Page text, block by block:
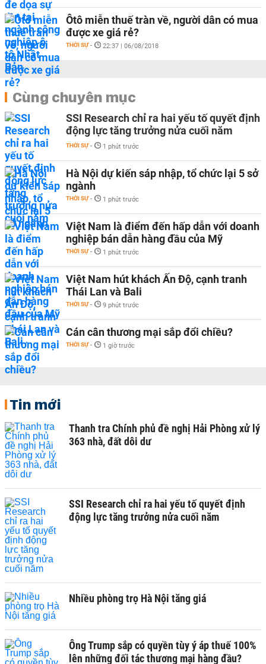
Ôtô miễn thuế tràn về, người dân có mua
được xe giá rẻ?
THỜI SỰ - 22:37 | 06/08/2018
Cùng chuyên mục
SSI Research chỉ ra hai yếu tố quyết định
động lực tăng trưởng nửa cuối năm
THỜI SỰ - 1 phút trước
Hà Nội dự kiến sáp nhập, tổ chức lại 5 sở
ngành
THỜI SỰ - 1 phút trước
Việt Nam là điểm đến hấp dẫn với doanh
nghiệp bán dẫn hàng đầu của Mỹ
THỜI SỰ - 1 phút trước
Việt Nam hút khách Ấn Độ, cạnh tranh
Thái Lan và Bali
THỜI SỰ - 9 phút trước
Cán cân thương mại sắp đổi chiều?
THỜI SỰ - 1 giờ trước
Tin mới
Thanh tra Chính phủ đề nghị Hải Phòng xử lý
363 nhà, đất dôi dư
SSI Research chỉ ra hai yếu tố quyết định
động lực tăng trưởng nửa cuối năm
Nhiều phòng trọ Hà Nội tăng giá
Ông Trump sắp có quyền tùy ý áp thuế 100%
lên những đối tác thương mại hàng đầu?